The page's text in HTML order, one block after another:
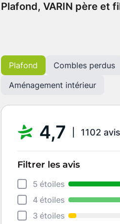
Plafond, VARIN père et
Plafond Combles perdus
Aménagement intérieur
4,7 1102
Filtrer les avis
5 étoiles
4 étoiles
3 étoiles